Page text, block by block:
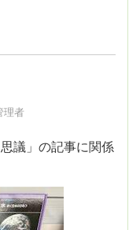
理者
議」の記事に関係